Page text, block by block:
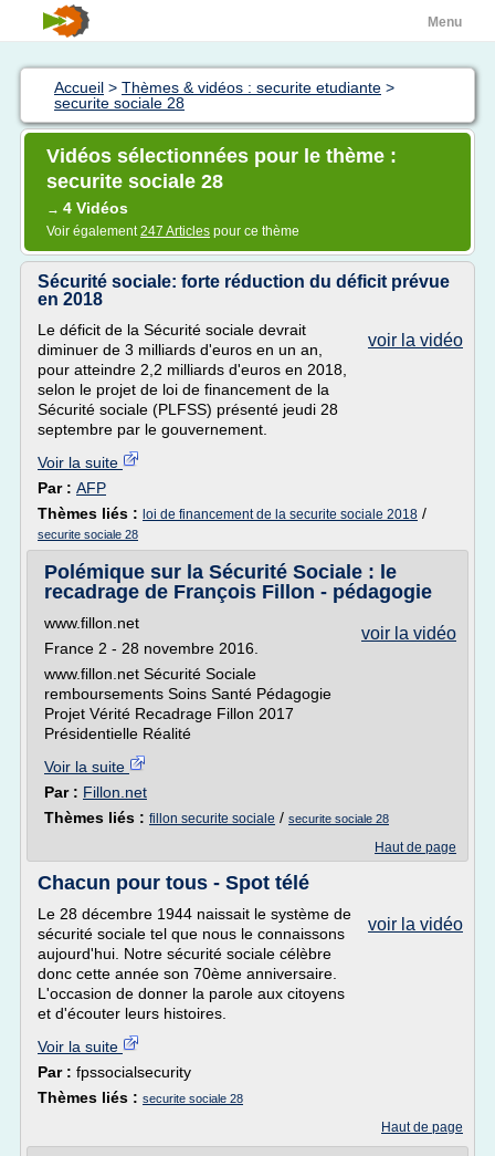
Menu
Accueil > Thèmes & vidéos : securite etudiante >
securite sociale 28
Vidéos sélectionnées pour le thème :
securite sociale 28
→ 4 Vidéos
Voir également247 Articles pour ce thème
Sécurité sociale: forte réduction du déficit prévue
en 2018
voir la vidéo
Le déficit de la Sécurité sociale devrait
diminuer de 3 milliards d'euros en un an,
pour atteindre 2,2 milliards d'euros en 2018,
selon le projet de loi de financement de la
Sécurité sociale (PLFSS) présenté jeudi 28
septembre par le gouvernement.
Voir la suite
Par : AFP
Thèmes liés : loi de financement de la securite sociale 2018 /
securite sociale 28
Polémique sur la Sécurité Sociale : le
recadrage de François Fillon - pédagogie
voir la vidéo
www.fillon.net
France 2 - 28 novembre 2016.
www.fillon.net Sécurité Sociale
remboursements Soins Santé Pédagogie
Projet Vérité Recadrage Fillon 2017
Présidentielle Réalité
Voir la suite
Par : Fillon.net
Thèmes liés : fillon securite sociale / securite sociale 28
Haut de page
Chacun pour tous - Spot télé
voir la vidéo
Le 28 décembre 1944 naissait le système de
sécurité sociale tel que nous le connaissons
aujourd'hui. Notre sécurité sociale célèbre
donc cette année son 70ème anniversaire.
L'occasion de donner la parole aux citoyens
et d'écouter leurs histoires.
Voir la suite
Par : fpssocialsecurity
Thèmes liés : securite sociale 28
Haut de page